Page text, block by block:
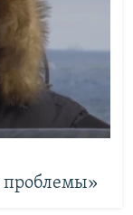
проблемы»